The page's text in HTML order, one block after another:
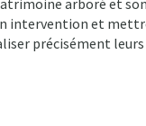
arboré et
intervention et
précisément